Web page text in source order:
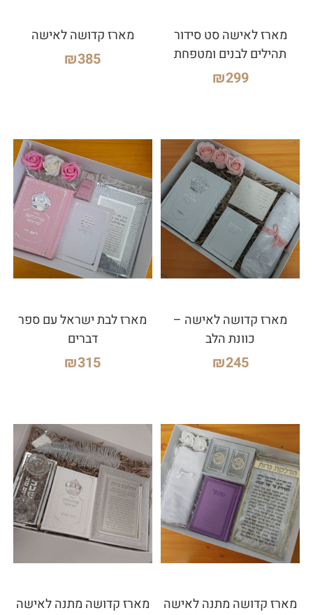
מארז לאישה סט סידור
תהילים לבנים ומטפחת
₪299
מארז קדושה לאישה
₪385
מארז קדושה לאישה –
כוונת הלב
₪245
מארז לבת ישראל עם ספר
דברים
₪315
מארז קדושה מתנה לאישה מארז קדושה מתנה לאישה